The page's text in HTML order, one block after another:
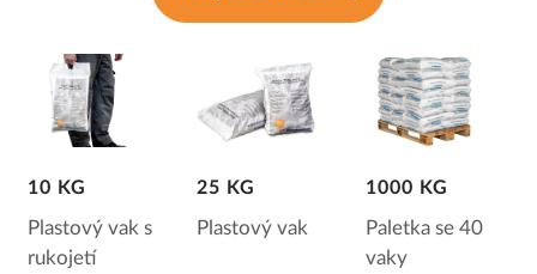
10 KG
Plastový vak s
rukojetí
25 KG
Plastový vak
1000 KG
Paletka se 40
vaky